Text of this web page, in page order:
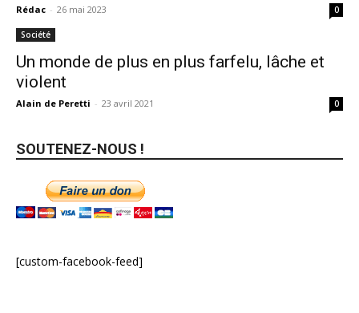
Rédac - 26 mai 2023 0
Société
Un monde de plus en plus farfelu, lâche et
violent
Alain de Peretti - 23 avril 2021 0
SOUTENEZ-NOUS !
[custom-facebook-feed]